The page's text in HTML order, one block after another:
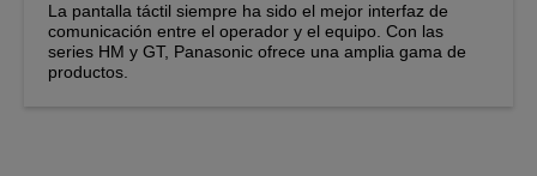
La pantalla táctil siempre ha sido el mejor interfaz de
comunicación entre el operador y el equipo. Con las
series HM y GT, Panasonic ofrece una amplia gama de
productos.